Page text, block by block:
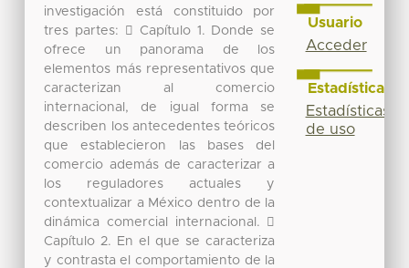
investigación está constituido por
tres partes:  Capítulo 1. Donde se
ofrece un panorama de los
elementos más representativos que
caracterizan al comercio
internacional, de igual forma se
describen los antecedentes teóricos
que establecieron las bases del
comercio además de caracterizar a
los reguladores actuales y
contextualizar a México dentro de la
dinámica comercial internacional. 
Capítulo 2. En el que se caracteriza
y contrasta el comportamiento de la
Usuario
Acceder
Estadísticas
Estadísticas
de uso